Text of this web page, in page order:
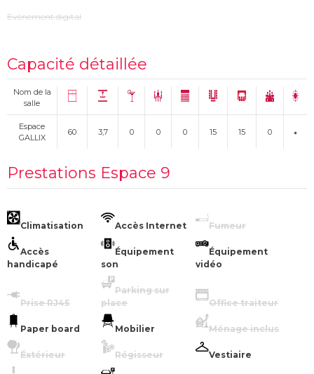
Evènement digital
Capacité détaillée
Nom de la
salle
Espace
GALLIX
60 3,7 0 0 0 15 15 0
Prestations Espace 9
Climatisation Accès Internet Fumeur
Accès
handicapé
Équipement
son
Équipement
vidéo
Prise RJ45
Parking sur
place
Office traiteur
Paper board Mobilier Ménage inclus
Éxtérieur Régisseur Vestiaire